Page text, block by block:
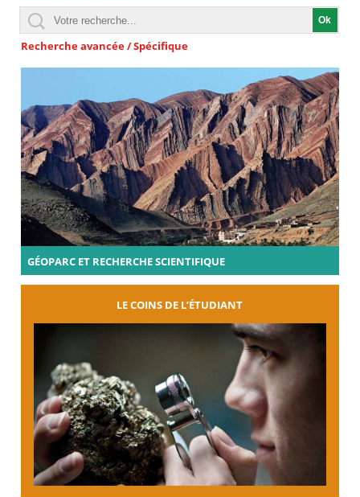
Recherche avancée / Spécifique
GÉOPARC ET RECHERCHE SCIENTIFIQUE
LE COINS DE L’ÉTUDIANT